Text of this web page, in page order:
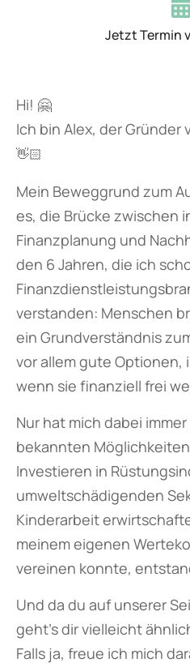
Hi! 🤗
Ich bin Alex, der
👋🏻
Mein Beweggrund zum
es, die Brücke zwischen
Finanzplanung und
den 6 Jahren, die ich
verstanden: Menschen
ein Grundverständnis
vor allem gute Optionen,
wenn sie finanziell frei
Nur hat mich dabei
bekannten
Investieren in
umweltschädigenden
Kinderarbeit
meinem eigenen
vereinen konnte,
Und da du auf unserer
geht’s dir vielleicht
Falls ja, freue ich mich
Jetzt Termin